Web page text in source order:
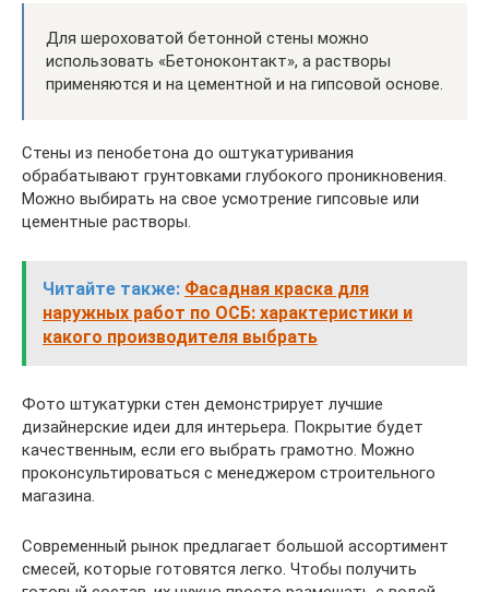
Для шероховатой бетонной стены можно
использовать «Бетоноконтакт», а растворы
применяются и на цементной и на гипсовой основе.
Стены из пенобетона до оштукатуривания
обрабатывают грунтовками глубокого проникновения.
Можно выбирать на свое усмотрение гипсовые или
цементные растворы.
Читайте также: Фасадная краска для
наружных работ по ОСБ: характеристики и
какого производителя выбрать
Фото штукатурки стен демонстрирует лучшие
дизайнерские идеи для интерьера. Покрытие будет
качественным, если его выбрать грамотно. Можно
проконсультироваться с менеджером строительного
магазина.
Современный рынок предлагает большой ассортимент
смесей, которые готовятся легко. Чтобы получить